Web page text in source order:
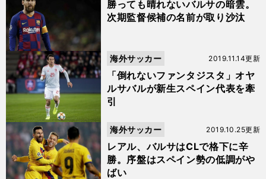
勝っても晴れないバルサの暗雲。
次期監督候補の名前が取り沙汰
「倒れないファンタジスタ」オヤ
ルサバルが新生スペイン代表を牽
引
2019.11.14更新
海外サッカー
レアル、バルサはCLで格下に辛
勝。序盤はスペイン勢の低調がや
ばい
2019.10.25更新
海外サッカー